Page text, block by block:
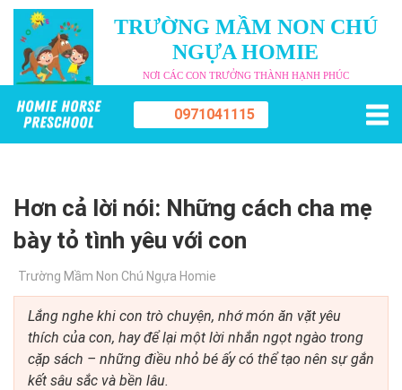
TRƯỜNG MẦM NON CHÚ
NGỰA HOMIE
NƠI CÁC CON TRƯỞNG THÀNH HẠNH PHÚC
0971041115
Hơn cả lời nói: Những cách cha mẹ
bày tỏ tình yêu với con
Trường Mầm Non Chú Ngựa Homie
Lắng nghe khi con trò chuyện, nhớ món ăn vặt yêu
thích của con, hay để lại một lời nhắn ngọt ngào trong
cặp sách – những điều nhỏ bé ấy có thể tạo nên sự gắn
kết sâu sắc và bền lâu.